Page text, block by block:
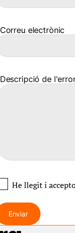
Correu electrònic
Descripció de
He llegit i
Enviar